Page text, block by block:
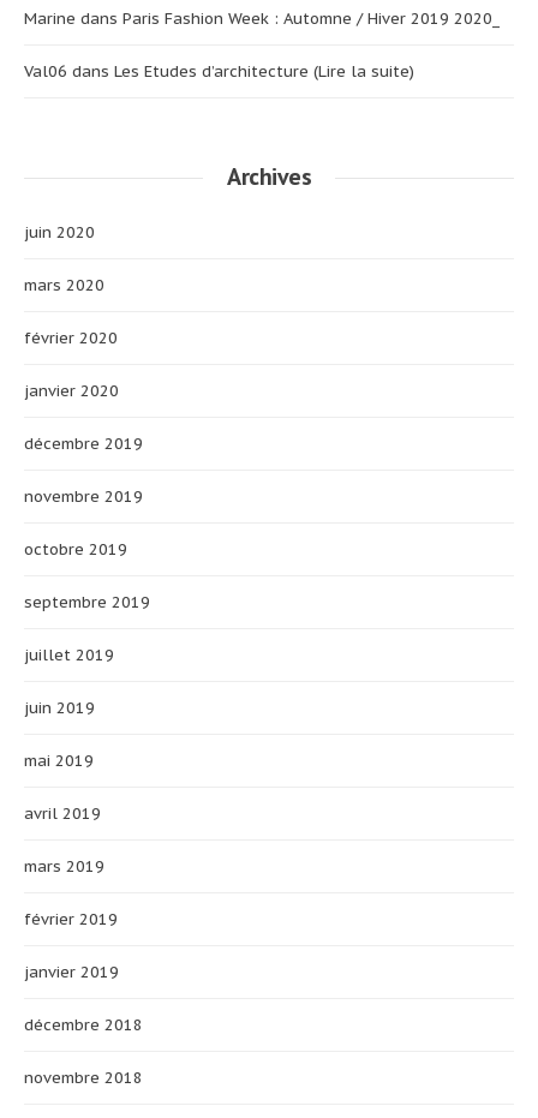
Marine dans Paris Fashion Week : Automne / Hiver 2019 2020_
Val06 dans Les Etudes d’architecture (Lire la suite)
Archives
juin 2020
mars 2020
février 2020
janvier 2020
décembre 2019
novembre 2019
octobre 2019
septembre 2019
juillet 2019
juin 2019
mai 2019
avril 2019
mars 2019
février 2019
janvier 2019
décembre 2018
novembre 2018